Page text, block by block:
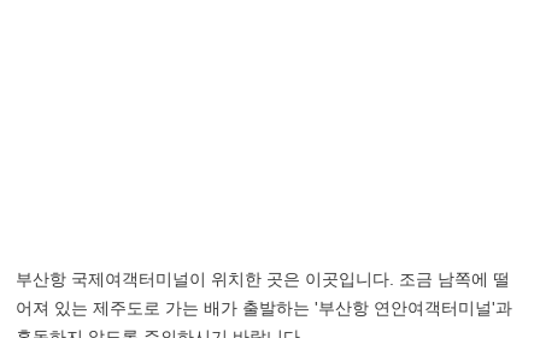
부산항 국제여객터미널이 위치한 곳은 이곳입니다. 조금 남쪽에 떨
어져 있는 제주도로 가는 배가 출발하는 '부산항 연안여객터미널'과